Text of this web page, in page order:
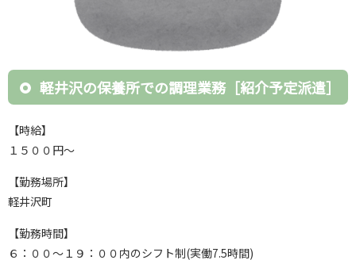
軽井沢の保養所での調理業務［紹介予定派遣］
【時給】
１５００円～
【勤務場所】
軽井沢町
【勤務時間】
６：００～１９：００内のシフト制(実働7.5時間)